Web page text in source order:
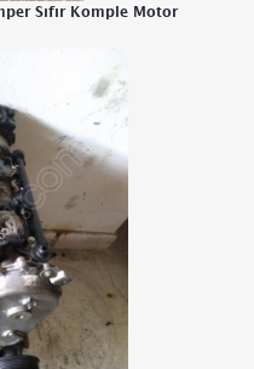
Sıfır Komple Motor